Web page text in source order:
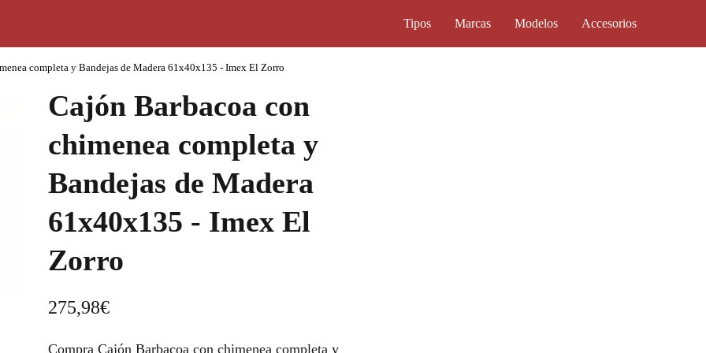
Tipos Marcas Modelos Accesorios
completa y Bandejas de Madera 61x40x135 - Imex El Zorro
Cajón Barbacoa con
chimenea completa y
Bandejas de Madera
61x40x135 - Imex El
Zorro
275,98€
Compra Cajón Barbacoa con chimenea completa y